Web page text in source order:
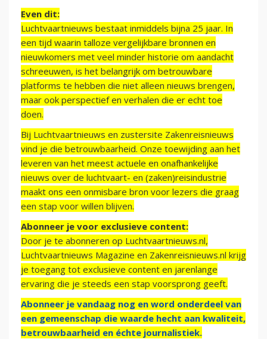
Even dit:
Luchtvaartnieuws bestaat inmiddels bijna 25 jaar. In
een tijd waarin talloze vergelijkbare bronnen en
nieuwkomers met veel minder historie om aandacht
schreeuwen, is het belangrijk om betrouwbare
platforms te hebben die niet alleen nieuws brengen,
maar ook perspectief en verhalen die er echt toe
doen.
Bij Luchtvaartnieuws en zustersite Zakenreisnieuws
vind je die betrouwbaarheid. Onze toewijding aan het
leveren van het meest actuele en onafhankelijke
nieuws over de luchtvaart- en (zaken)reisindustrie
maakt ons een onmisbare bron voor lezers die graag
een stap voor willen blijven.
Abonneer je voor exclusieve content:
Door je te abonneren op Luchtvaartnieuws.nl,
Luchtvaartnieuws Magazine en Zakenreisnieuws.nl krijg
je toegang tot exclusieve content en jarenlange
ervaring die je steeds een stap voorsprong geeft.
Abonneer je vandaag nog en word onderdeel van
een gemeenschap die waarde hecht aan kwaliteit,
betrouwbaarheid en échte journalistiek.